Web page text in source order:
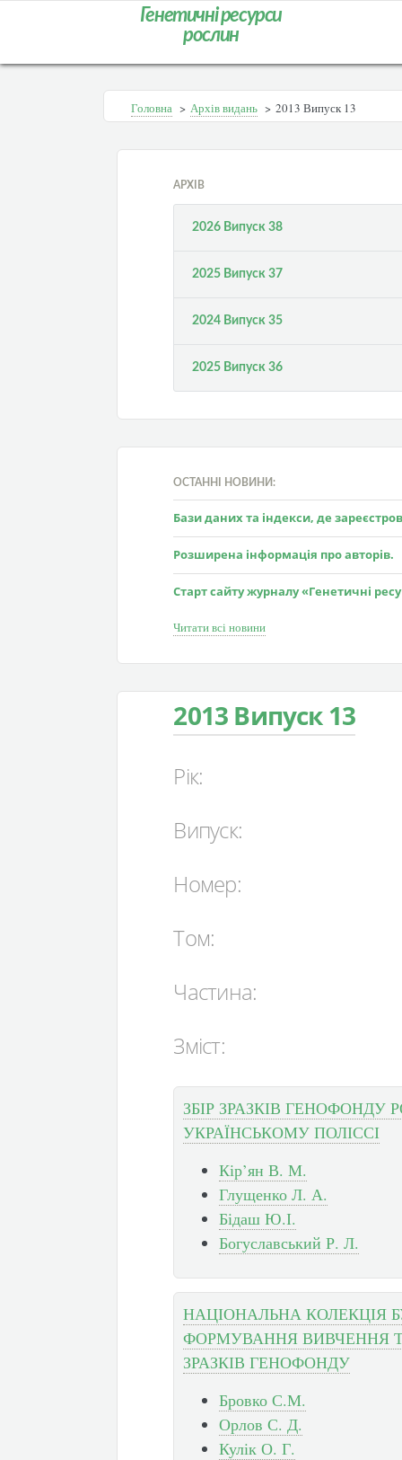
Генетичні ресурси
рослин
Головна > Архів видань > 2013 Випуск 13
АРХІВ
2026 Випуск 38
2025 Випуск 37
2024 Випуск 35
2025 Випуск 36
ОСТАННІ НОВИНИ:
Бази даних та індекси, де
Розширена інформація про авторів.
Старт сайту журналу «Генетичні
Читати всі новини
2013 Випуск 13
Рік:
Випуск:
Номер:
Том:
Частина:
Зміст:
ЗБІР ЗРАЗКІВ ГЕНОФОНДУ
УКРАЇНСЬКОМУ ПОЛІССІ
Кір’ян В. М.
Глущенко Л. А.
Бідаш Ю.І.
Богуславський Р. Л.
НАЦІОНАЛЬНА КОЛЕКЦІЯ
ФОРМУВАННЯ ВИВЧЕННЯ
ЗРАЗКІВ ГЕНОФОНДУ
Бровко С.М.
Орлов С. Д.
Кулік О. Г.